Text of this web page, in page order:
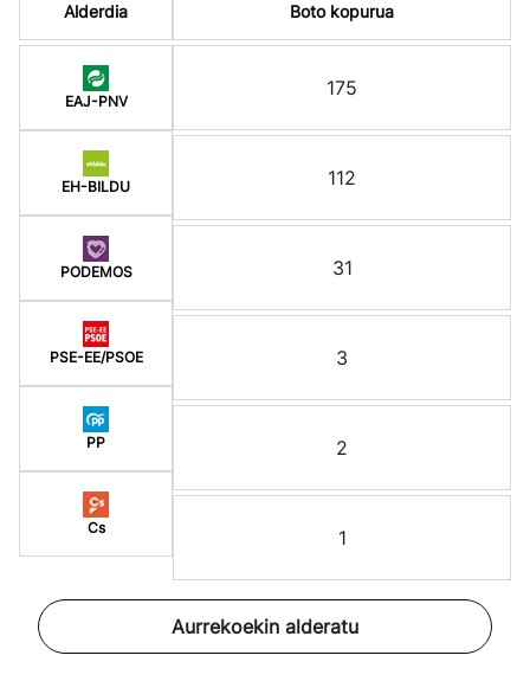
Alderdia
EAJ-PNV
EH-BILDU
PODEMOS
PSE-EE/PSOE
PP
Cs
Boto kopurua
175
112
31
3
2
1
Aurrekoekin alderatu